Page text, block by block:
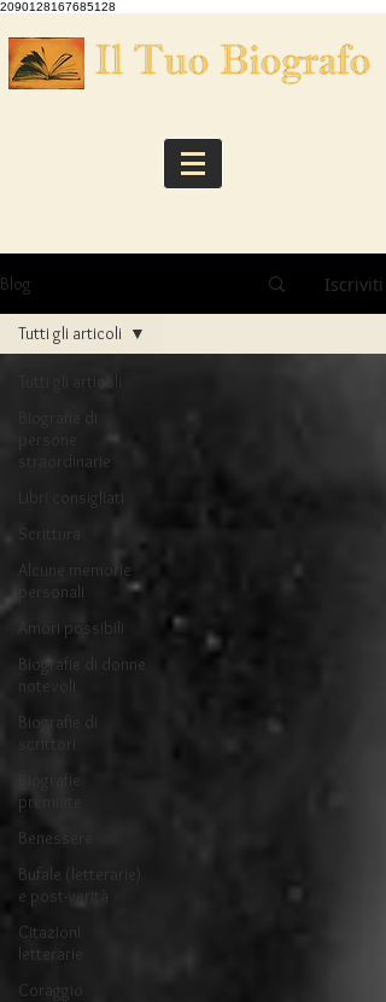
2090128167685128
Blog Iscriviti
Biografie di
straordinarie
Libri consigliati
Scrittura
Alcune memorie
personali
Amori possibili
Biografie di donne
notevoli
Biografie di
scrittori
Biografie
premiate
Benessere
Bufale (letterarie)
e post-verità
Citazioni
letterarie
Coraggio
Tutti gli articoli